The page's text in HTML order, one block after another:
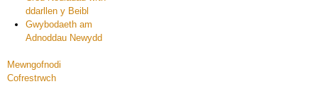
ddarllen y Beibl
Gwybodaeth am
Adnoddau Newydd
Mewngofnodi
Cofrestrwch